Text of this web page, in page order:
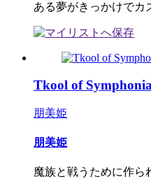
ある夢がきっかけでカ
Tkool of Symphonia
朋美姫
朋美姫
魔族と戦うために作ら